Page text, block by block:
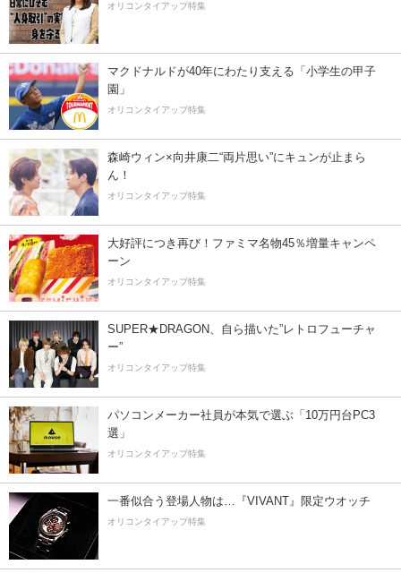
オリコンタイアップ特集
マクドナルドが40年にわたり支える「小学生の甲子
園」
オリコンタイアップ特集
森崎ウィン×向井康二“両片思い”にキュンが止まら
ん！
オリコンタイアップ特集
大好評につき再び！ファミマ名物45％増量キャンペ
ーン
オリコンタイアップ特集
SUPER★DRAGON、自ら描いた”レトロフューチャ
ー”
オリコンタイアップ特集
パソコンメーカー社員が本気で選ぶ「10万円台PC3
選」
オリコンタイアップ特集
一番似合う登場人物は…『VIVANT』限定ウオッチ
オリコンタイアップ特集